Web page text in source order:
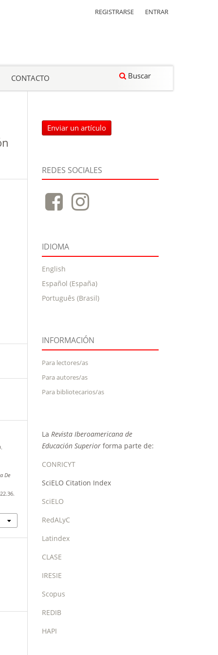
CONTACTO Buscar
REGISTRARSE ENTRAR
De
Enviar un artículo
REDES SOCIALES
IDIOMA
English
Español (España)
Português (Brasil)
INFORMACIÓN
Para lectores/as
Para autores/as
Para bibliotecarios/as
La Revista Iberoamericana de
Educación Superior forma parte de:
CONRICYT
SciELO Citation Index
SciELO
RedALyC
Latindex
CLASE
IRESIE
Scopus
REDIB
HAPI